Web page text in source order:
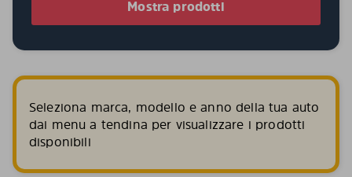
Mostra prodotti
Seleziona marca, modello e anno della tua auto
dai menu a tendina per visualizzare i prodotti
disponibili